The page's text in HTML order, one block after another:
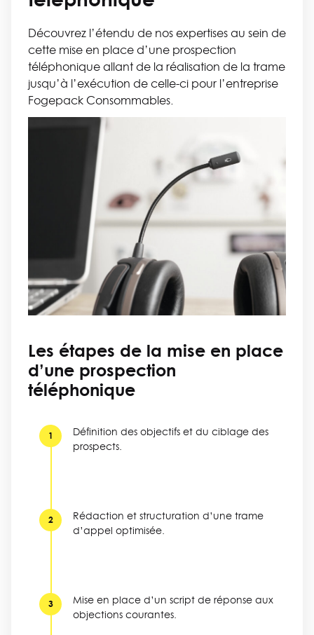
Découvrez l’étendu de nos expertises au sein de
cette mise en place d’une prospection
téléphonique allant de la réalisation de la trame
jusqu’à l’exécution de celle-ci pour l’entreprise
Fogepack Consommables.
Les étapes de la mise en place
d’une prospection
téléphonique
1
Définition des objectifs et du ciblage des
prospects.
2
Rédaction et structuration d’une trame
d’appel optimisée.
3
Mise en place d’un script de réponse aux
objections courantes.